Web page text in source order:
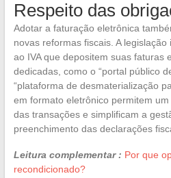
Respeito das
Adotar a faturação eletrônica
novas reformas fiscais. A
ao IVA que depositem suas faturas
dedicadas, como o “portal público
“plataforma de desmaterialização
em formato eletrônico permitem
das transações e simplificam a
preenchimento das declarações
Leitura complementar : Por que
recondicionado?